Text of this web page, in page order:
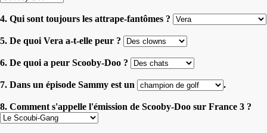
4. Qui sont toujours les attrape-fantômes ?
5. De quoi Vera a-t-elle peur ?
6. De quoi a peur Scooby-Doo ?
7. Dans un épisode Sammy est un .
8. Comment s'appelle l'émission de Scooby-Doo sur France 3 ?